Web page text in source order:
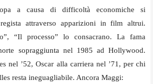
a causa di difficoltà economiche si
attraverso apparizioni in film altrui.
“Il processo” lo consacrano. La fama
sopraggiunta nel 1985 ad Hollywood.
nel ’52, Oscar alla carriera nel ’71, per chi
resta ineguagliabile. Ancora Maggi: